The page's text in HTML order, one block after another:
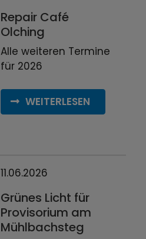
Repair Café
Olching
Alle weiteren Termine
für 2026
WEITERLESEN
11.06.2026
Grünes Licht für
Provisorium am
Mühlbachsteg